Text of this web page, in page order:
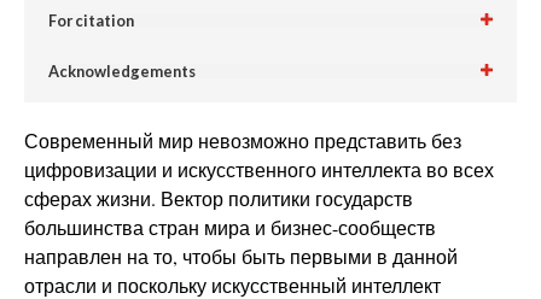
For citation
Acknowledgements
Современный мир невозможно представить без
цифровизации и искусственного интеллекта во всех
сферах жизни. Вектор политики государств
большинства стран мира и бизнес-сообществ
направлен на то, чтобы быть первыми в данной
отрасли и поскольку искусственный интеллект